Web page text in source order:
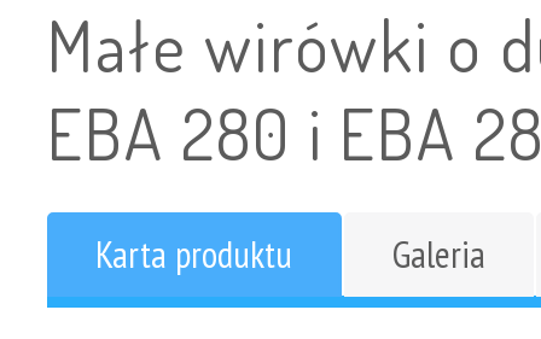
Małe wirówki o
EBA 280 i EBA
Karta produktu Galeria